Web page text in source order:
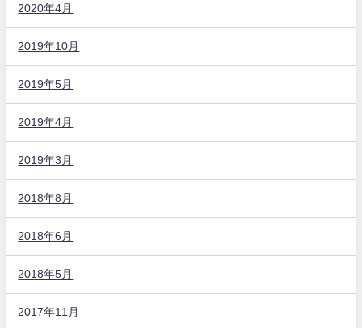
2020年4月
2019年10月
2019年5月
2019年4月
2019年3月
2018年8月
2018年6月
2018年5月
2017年11月